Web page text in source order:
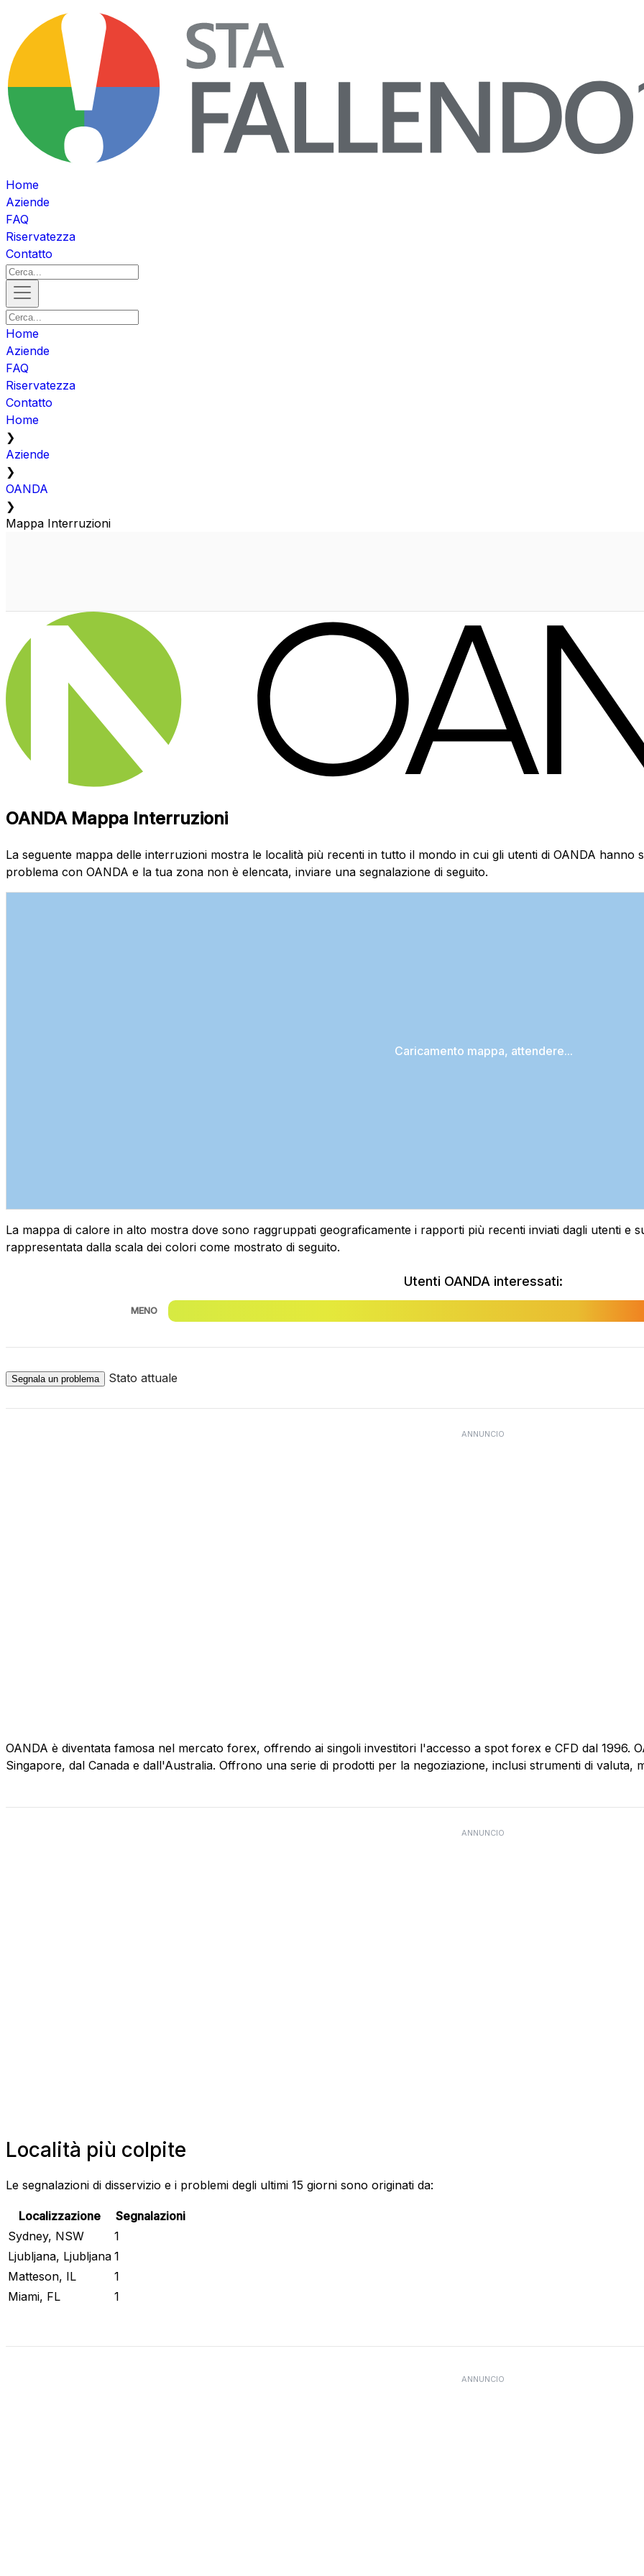
Home
Aziende
FAQ
Riservatezza
Contatto
Home
Aziende
FAQ
Riservatezza
Contatto
Home
❯
Aziende
❯
OANDA
❯
Mappa Interruzioni
OANDA Mappa Interruzioni
La seguente mappa delle interruzioni mostra le località più recenti in tutto il mondo in cui gli utenti di OANDA
problema con OANDA e la tua zona non è elencata, inviare una segnalazione di seguito.
Caricamento mappa, attendere...
La mappa di calore in alto mostra dove sono raggruppati geograficamente i rapporti più recenti inviati dagli utenti e
rappresentata dalla scala dei colori come mostrato di seguito.
Utenti OANDA interessati:
MENO
Segnala un problema Stato attuale
ANNUNCIO
OANDA è diventata famosa nel mercato forex, offrendo ai singoli investitori l'accesso a spot forex e CFD dal 1996.
Singapore, dal Canada e dall'Australia. Offrono una serie di prodotti per la negoziazione, inclusi strumenti di valuta,
ANNUNCIO
Località più colpite
Le segnalazioni di disservizio e i problemi degli ultimi 15 giorni sono originati da:
Localizzazione
Segnalazioni
Sydney, NSW
1
Ljubljana, Ljubljana 1
Matteson, IL
1
Miami, FL
1
ANNUNCIO